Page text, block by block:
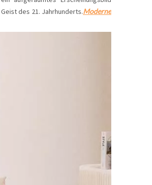
des 21. Jahrhunderts.Moderne